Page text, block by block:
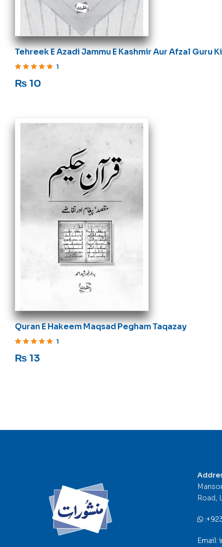
Tehreek E Azadi Jammu E Kashmir Aur Afzal Guru Ki
Sahadat
1
₨ 10
Quran E Hakeem Maqsad Pegham Taqazay
1
₨ 13
Road,
:
Email: